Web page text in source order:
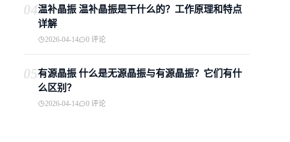
04温补晶振 温补晶振是干什么的？工作原理和特点
详解
2026-04-14 0 评论
05有源晶振 什么是无源晶振与有源晶振？它们有什
么区别？
2026-04-14 0 评论